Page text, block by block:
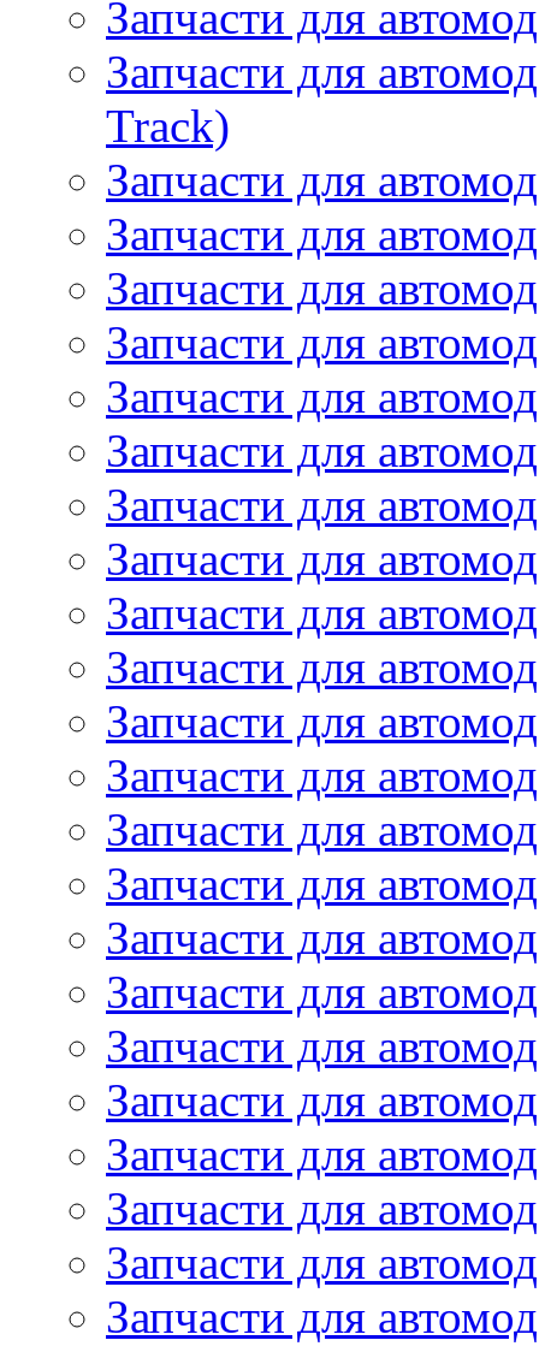
Запчасти для
Запчасти для
Track)
Запчасти для
Запчасти для
Запчасти для
Запчасти для
Запчасти для
Запчасти для
Запчасти для
Запчасти для
Запчасти для
Запчасти для
Запчасти для
Запчасти для
Запчасти для
Запчасти для
Запчасти для
Запчасти для
Запчасти для
Запчасти для
Запчасти для
Запчасти для
Запчасти для
Запчасти для